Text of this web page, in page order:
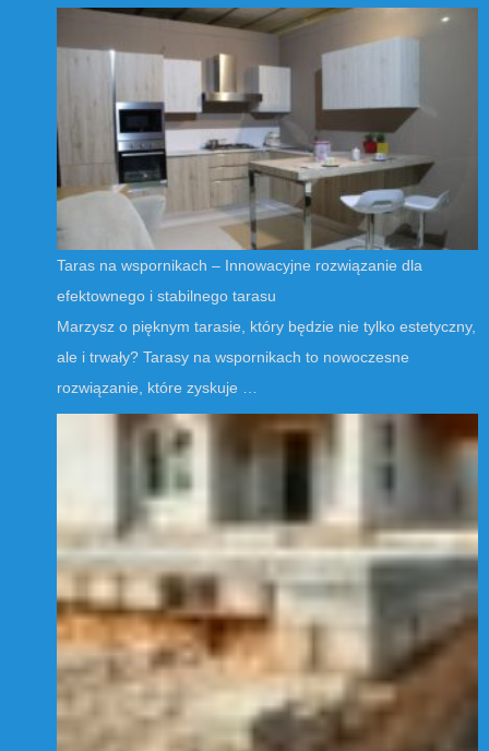
Taras na wspornikach – Innowacyjne rozwiązanie dla
efektownego i stabilnego tarasu
Marzysz o pięknym tarasie, który będzie nie tylko estetyczny,
ale i trwały? Tarasy na wspornikach to nowoczesne
rozwiązanie, które zyskuje …